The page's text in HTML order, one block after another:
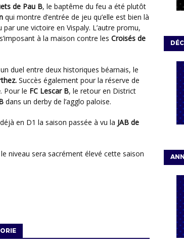
de Pau B, le baptême du feu a été plutôt
qui montre d’entrée de jeu qu’elle est bien là
une victoire en Vispaly. L’autre promu,
à la maison contre les Croisés de
duel entre deux historiques béarnais, le
Succès également pour la réserve de
. Pour le FC Lescar B, le retour en District
dans un derby de l’agglo paloise.
en D1 la saison passée à vu la JAB de